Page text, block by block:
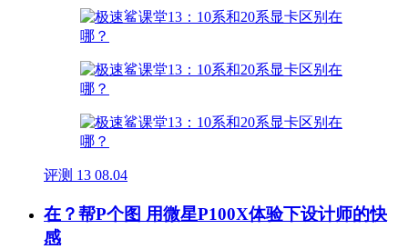
评测 13 08.04
在？帮P个图 用微星P100X体验下设计师的快
感